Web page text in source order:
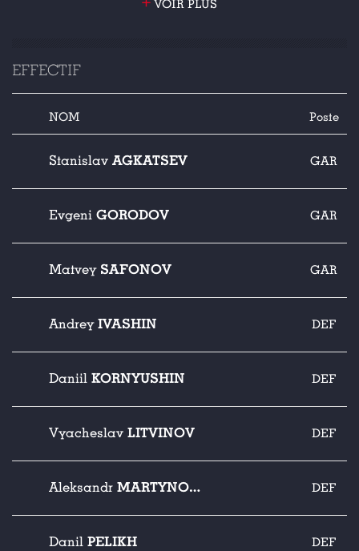
VOIR PLUS
EFFECTIF
NOM Poste
Stanislav AGKATSEV GAR
Evgeni GORODOV GAR
Matvey SAFONOV GAR
Andrey IVASHIN DEF
Daniil KORNYUSHIN DEF
Vyacheslav LITVINOV DEF
Aleksandr MARTYNOVICH DEF
Danil PELIKH DEF